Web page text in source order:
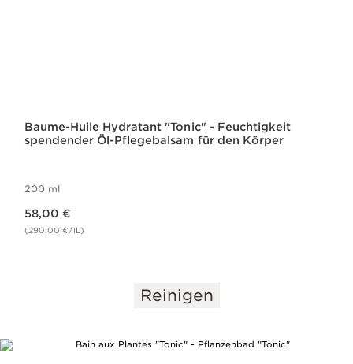
Baume-Huile Hydratant "Tonic" - Feuchtigkeit
spendender Öl-Pflegebalsam für den Körper
200 ml
58,00 €
(290,00 €/1L)
Reinigen